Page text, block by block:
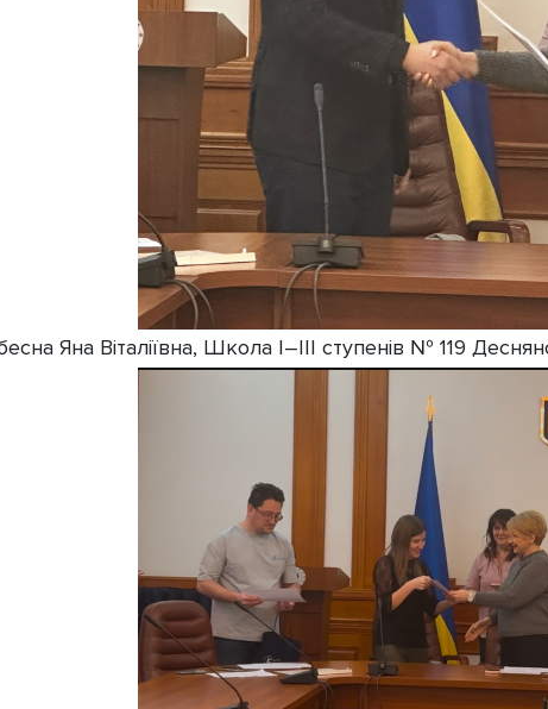
Яна Віталіївна, Школа І–ІІІ ступенів № 119